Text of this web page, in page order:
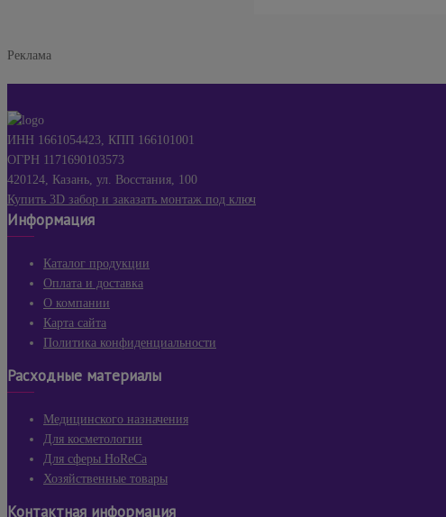
Реклама
ИНН 1661054423, КПП 166101001
ОГРН 1171690103573
420124, Казань, ул. Восстания, 100
Купить 3D забор и заказать монтаж под ключ
Информация
Каталог продукции
Оплата и доставка
О компании
Карта сайта
Политика конфиденциальности
Расходные материалы
Медицинского назначения
Для косметологии
Для сферы HoReCa
Хозяйственные товары
Контактная информация